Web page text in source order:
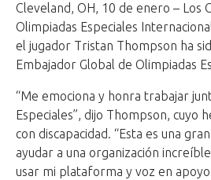
Cleveland, OH, 10 de enero – Los
Olimpiadas Especiales
el jugador Tristan Thompson ha
Embajador Global de Olimpiadas
“Me emociona y honra trabajar
Especiales”, dijo Thompson, cuyo
con discapacidad. “Esta es una
ayudar a una organización
usar mi plataforma y voz en